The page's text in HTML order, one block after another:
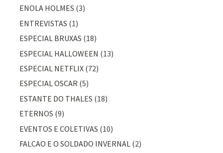
ENOLA HOLMES (3)
ENTREVISTAS (1)
ESPECIAL BRUXAS (18)
ESPECIAL HALLOWEEN (13)
ESPECIAL NETFLIX (72)
ESPECIAL OSCAR (5)
ESTANTE DO THALES (18)
ETERNOS (9)
EVENTOS E COLETIVAS (10)
FALCAO E O SOLDADO INVERNAL (2)